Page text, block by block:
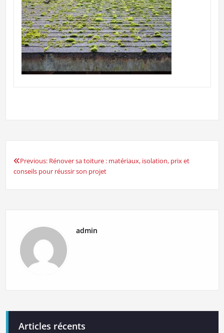
Navigation
Previous: Rénover sa toiture : matériaux, isolation, prix et
conseils pour réussir son projet
admin
Articles récents